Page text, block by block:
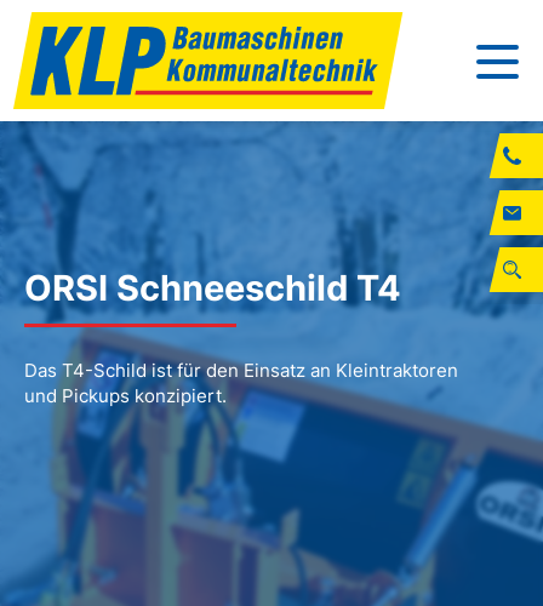
ORSI Schneeschild T4
Das T4-Schild ist für den Einsatz an Kleintraktoren
und Pickups konzipiert.